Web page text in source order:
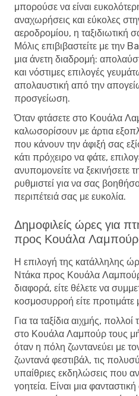
μπορούσε να είναι
αναχωρήσεις και εύκολες
αεροδρομίου, η ταξιδιωτική
Μόλις επιβιβαστείτε με την
μια άνετη διαδρομή:
και νόστιμες επιλογές
απολαυστική από την
προσγείωση.
Όταν φτάσετε στο Κουάλα
καλωσορίσουν με άρτια
που κάνουν την άφιξή σας
κάτι πρόχειρο να φάτε,
ανυπομονείτε να ξεκινήσετε
ρυθμιστεί για να σας
περιπέτειά σας με ευκολία.
Δημοφιλείς ώρες για
προς Κουάλα Λαμπούρ
Η επιλογή της κατάλληλης
Ντάκα προς Κουάλα Λαμπούρ
διαφορά, είτε θέλετε να
κοσμοσυρροή είτε
Για τα ταξίδια αιχμής, πολλοί
στο Κουάλα Λαμπούρ τους
όταν η πόλη ζωντανεύει με
ζωντανά φεστιβάλ, τις
υπαίθριες εκδηλώσεις που
γοητεία. Είναι μια